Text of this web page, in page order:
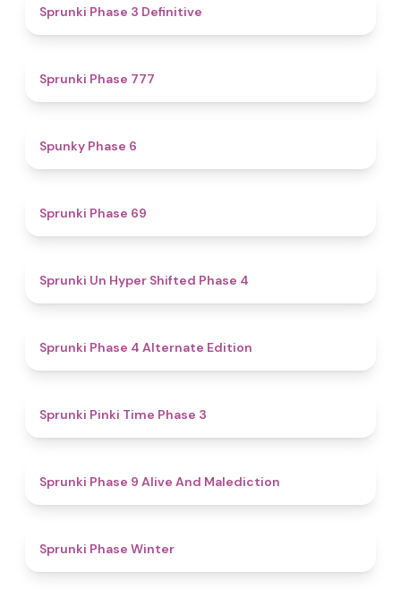
Sprunki Phase 3 Definitive
Sprunki Phase 777
Spunky Phase 6
Sprunki Phase 69
Sprunki Un Hyper Shifted Phase 4
Sprunki Phase 4 Alternate Edition
Sprunki Pinki Time Phase 3
Sprunki Phase 9 Alive And Malediction
Sprunki Phase Winter